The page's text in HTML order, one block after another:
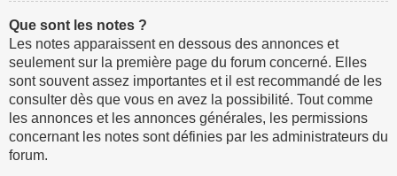
Que sont les notes ?
Les notes apparaissent en dessous des annonces et
seulement sur la première page du forum concerné. Elles
sont souvent assez importantes et il est recommandé de les
consulter dès que vous en avez la possibilité. Tout comme
les annonces et les annonces générales, les permissions
concernant les notes sont définies par les administrateurs du
forum.